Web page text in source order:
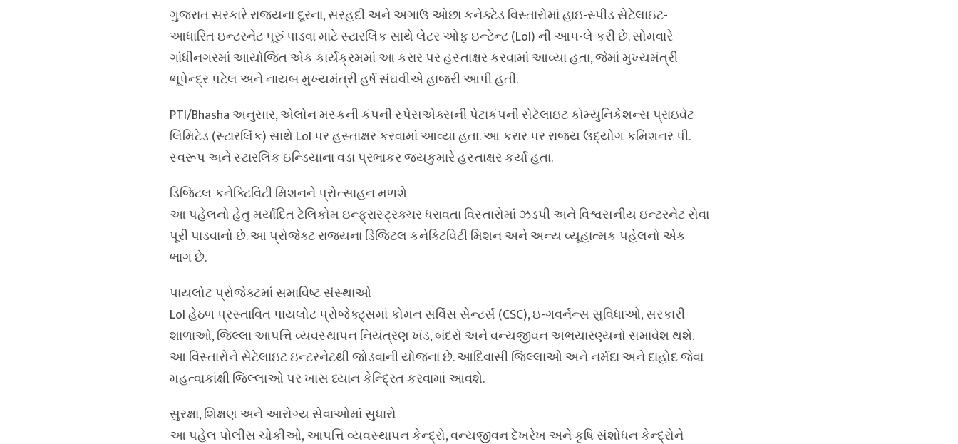
ગુજરાત સરકારે રાજ્યના દૂરના, સરહદી અને અગાઉ ઓછા કનેક્ટેડ વિસ્તારોમાં હાઇ-સ્પીડ સેટેલાઇટ-
આધારિત ઇન્ટરનેટ પૂરું પાડવા માટે સ્ટારલિંક સાથે લેટર ઓફ ઇન્ટેન્ટ (LoI) ની આપ-લે કરી છે. સોમવારે
ગાંધીનગરમાં આયોજિત એક કાર્યક્રમમાં આ કરાર પર હસ્તાક્ષર કરવામાં આવ્યા હતા, જેમાં મુખ્યમંત્રી
ભૂપેન્દ્ર પટેલ અને નાયબ મુખ્યમંત્રી હર્ષ સંઘવીએ હાજરી આપી હતી.
PTI/Bhasha અનુસાર, એલોન મસ્કની કંપની સ્પેસએક્સની પેટાકંપની સેટેલાઇટ કોમ્યુનિકેશન્સ પ્રાઇવેટ
લિમિટેડ (સ્ટારલિંક) સાથે LoI પર હસ્તાક્ષર કરવામાં આવ્યા હતા. આ કરાર પર રાજ્ય ઉદ્યોગ કમિશનર પી.
સ્વરૂપ અને સ્ટારલિંક ઇન્ડિયાના વડા પ્રભાકર જયકુમારે હસ્તાક્ષર કર્યા હતા.
ડિજિટલ કનેક્ટિવિટી મિશનને પ્રોત્સાહન મળશે
આ પહેલનો હેતુ મર્યાદિત ટેલિકોમ ઇન્ફ્રાસ્ટ્રક્ચર ધરાવતા વિસ્તારોમાં ઝડપી અને વિશ્વસનીય ઇન્ટરનેટ સેવા
પૂરી પાડવાનો છે. આ પ્રોજેક્ટ રાજ્યના ડિજિટલ કનેક્ટિવિટી મિશન અને અન્ય વ્યૂહાત્મક પહેલનો એક
ભાગ છે.
પાયલોટ પ્રોજેક્ટમાં સમાવિષ્ટ સંસ્થાઓ
LoI હેઠળ પ્રસ્તાવિત પાયલોટ પ્રોજેક્ટ્સમાં કોમન સર્વિસ સેન્ટર્સ (CSC), ઇ-ગવર્નન્સ સુવિધાઓ, સરકારી
શાળાઓ, જિલ્લા આપત્તિ વ્યવસ્થાપન નિયંત્રણ ખંડ, બંદરો અને વન્યજીવન અભયારણ્યનો સમાવેશ થશે.
આ વિસ્તારોને સેટેલાઇટ ઇન્ટરનેટથી જોડવાની યોજના છે. આદિવાસી જિલ્લાઓ અને નર્મદા અને દાહોદ જેવા
મહત્વાકાંક્ષી જિલ્લાઓ પર ખાસ ધ્યાન કેન્દ્રિત કરવામાં આવશે.
સુરક્ષા, શિક્ષણ અને આરોગ્ય સેવાઓમાં સુધારો
આ પહેલ પોલીસ ચોકીઓ, આપત્તિ વ્યવસ્થાપન કેન્દ્રો, વન્યજીવન દેખરેખ અને કૃષિ સંશોધન કેન્દ્રોને